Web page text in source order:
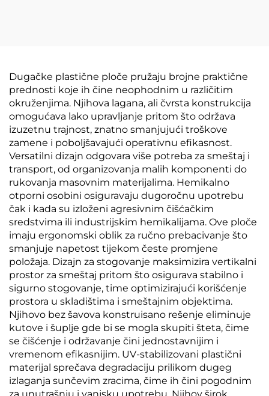
Dugačke plastične ploče pružaju brojne praktične
prednosti koje ih čine neophodnim u različitim
okruženjima. Njihova lagana, ali čvrsta konstrukcija
omogućava lako upravljanje pritom što održava
izuzetnu trajnost, znatno smanjujući troškove
zamene i poboljšavajući operativnu efikasnost.
Versatilni dizajn odgovara više potreba za smeštaj i
transport, od organizovanja malih komponenti do
rukovanja masovnim materijalima. Hemikalno
otporni osobini osiguravaju dugoročnu upotrebu
čak i kada su izloženi agresivnim čišćačkim
sredstvima ili industrijskim hemikalijama. Ove ploče
imaju ergonomski oblik za ručno prebacivanje što
smanjuje napetost tijekom česte promjene
položaja. Dizajn za stogovanje maksimizira vertikalni
prostor za smeštaj pritom što osigurava stabilno i
sigurno stogovanje, time optimizirajući korišćenje
prostora u skladištima i smeštajnim objektima.
Njihovo bez šavova konstruisano rešenje eliminuje
kutove i šuplje gde bi se mogla skupiti šteta, čime
se čišćenje i održavanje čini jednostavnijim i
vremenom efikasnijim. UV-stabilizovani plastični
materijal sprečava degradaciju prilikom dugeg
izlaganja sunčevim zracima, čime ih čini pogodnim